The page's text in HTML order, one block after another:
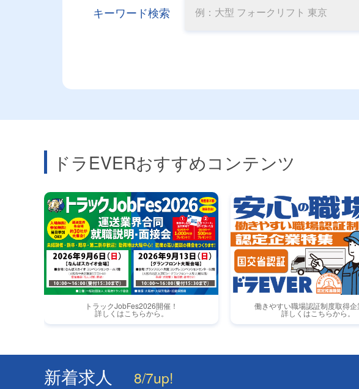
キーワード検索
ドラEVERおすすめコンテンツ
トラックJobFes2026開催！
詳しくはこちらから。
働きやすい職場認証制度取得
詳しくはこちらから。
新着求人 8/7up!